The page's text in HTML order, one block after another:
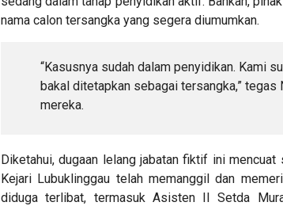
nama calon tersangka yang segera diumumkan.
“Kasusnya sudah dalam penyidikan. Kami
bakal ditetapkan sebagai tersangka,”
mereka.
Diketahui, dugaan lelang jabatan fiktif ini
Kejari Lubuklinggau telah memanggil dan
diduga terlibat, termasuk Asisten II Setda